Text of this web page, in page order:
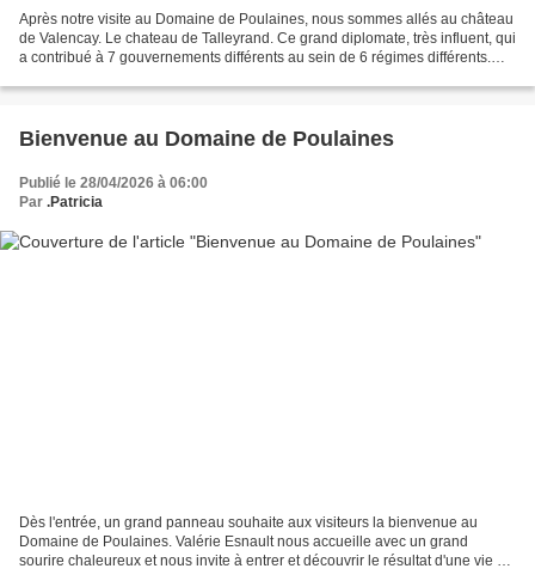
Après notre visite au Domaine de Poulaines, nous sommes allés au château
de Valencay. Le chateau de Talleyrand. Ce grand diplomate, très influent, qui
a contribué à 7 gouvernements différents au sein de 6 régimes différents.
Bienvenue au Domaine de Poulaines
Publié le 28/04/2026 à 06:00
Par .Patricia
Dès l'entrée, un grand panneau souhaite aux visiteurs la bienvenue au
Domaine de Poulaines. Valérie Esnault nous accueille avec un grand
sourire chaleureux et nous invite à entrer et découvrir le résultat d'une vie de